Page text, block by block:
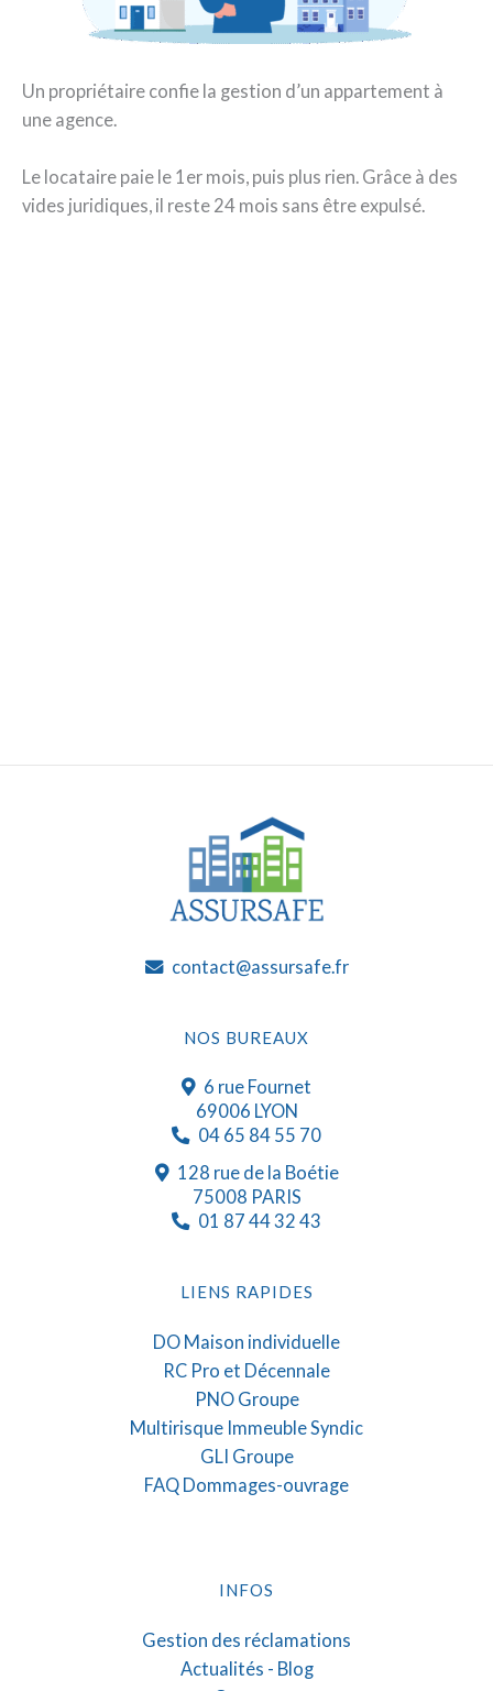
Un propriétaire confie la gestion d’un appartement à
une agence.
Le locataire paie le 1er mois, puis plus rien. Grâce à des
vides juridiques, il reste 24 mois sans être expulsé.
contact@assursafe.fr
NOS BUREAUX
6 rue Fournet
69006 LYON
04 65 84 55 70
128 rue de la Boétie
75008 PARIS
01 87 44 32 43
LIENS RAPIDES
DO Maison individuelle
RC Pro et Décennale
PNO Groupe
Multirisque Immeuble Syndic
GLI Groupe
FAQ Dommages-ouvrage
INFOS
Gestion des réclamations
Actualités - Blog